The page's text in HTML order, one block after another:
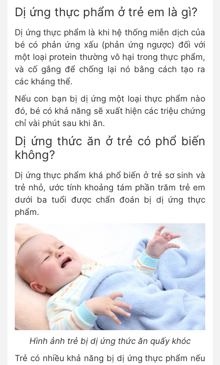
Dị ứng thực phẩm ở trẻ em là gì?
Dị ứng thực phẩm là khi hệ thống miễn dịch của
bé có phản ứng xấu (phản ứng ngược) đối với
một loại protein thường vô hại trong thực phẩm,
và cố gắng để chống lại nó bằng cách tạo ra
các kháng thể.
Nếu con bạn bị dị ứng một loại thực phẩm nào
đó, bé có khả năng sẽ xuất hiện các triệu chứng
chỉ vài phút sau khi ăn.
Dị ứng thức ăn ở trẻ có phổ biến
không?
Dị ứng thực phẩm khá phổ biến ở trẻ sơ sinh và
trẻ nhỏ, ước tính khoảng tám phần trăm trẻ em
dưới ba tuổi được chẩn đoán bị dị ứng thực
phẩm.
Hình ảnh trẻ bị dị ứng thức ăn quấy khóc
Trẻ có nhiều khả năng bị dị ứng thực phẩm nếu